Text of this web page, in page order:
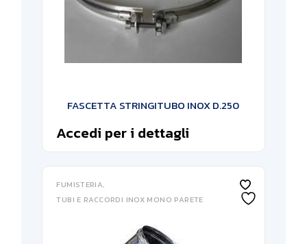
FASCETTA STRINGITUBO INOX D.250
Accedi per i dettagli
FUMISTERIA
TUBI E RACCORDI INOX MONO PARETE